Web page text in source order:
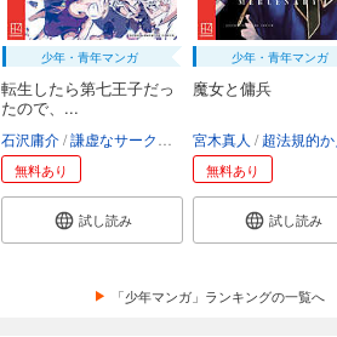
少年・青年マンガ
転生したら第七王子だっ
たので、...
石沢庸介 謙虚なサークル メル。
無料あり
試し読み
少年・青年マンガ
魔女と傭兵
宮木真人 超法規的か
無料あり
試し読み
「少年マンガ」ランキングの一覧へ